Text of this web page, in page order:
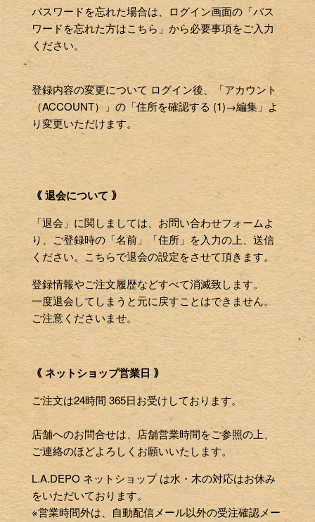
パスワードを忘れた場合は、ログイン画面の「パス
ワードを忘れた方はこちら」から必要事項をご入力
ください。
登録内容の変更について ログイン後、「アカウント
（ACCOUNT）」の「住所を確認する (1)→編集」よ
り変更いただけます。
｟ 退会について ｠
「退会」に関しましては、お問い合わせフォームよ
り、ご登録時の「名前」「住所」を入力の上、送信
ください。こちらで退会の設定をさせて頂きます。
登録情報やご注文履歴などすべて消滅致します。
一度退会してしまうと元に戻すことはできません。
ご注意くださいませ。
｟ ネットショップ営業日 ｠
ご注文は24時間 365日お受けしております。
店舗へのお問合せは、店舗営業時間をご参照の上、
ご連絡のほどよろしくお願いいたします。
L.A.DEPO ネットショップ は水・木の対応はお休み
をいただいております。
※営業時間外は、自動配信メール以外の受注確認メー